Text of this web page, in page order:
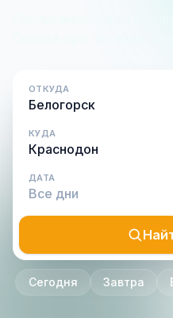
Расписание, цены и
Оплата при посадке,
ОТКУДА
КУДА
ДАТА
Сегодня Завтра